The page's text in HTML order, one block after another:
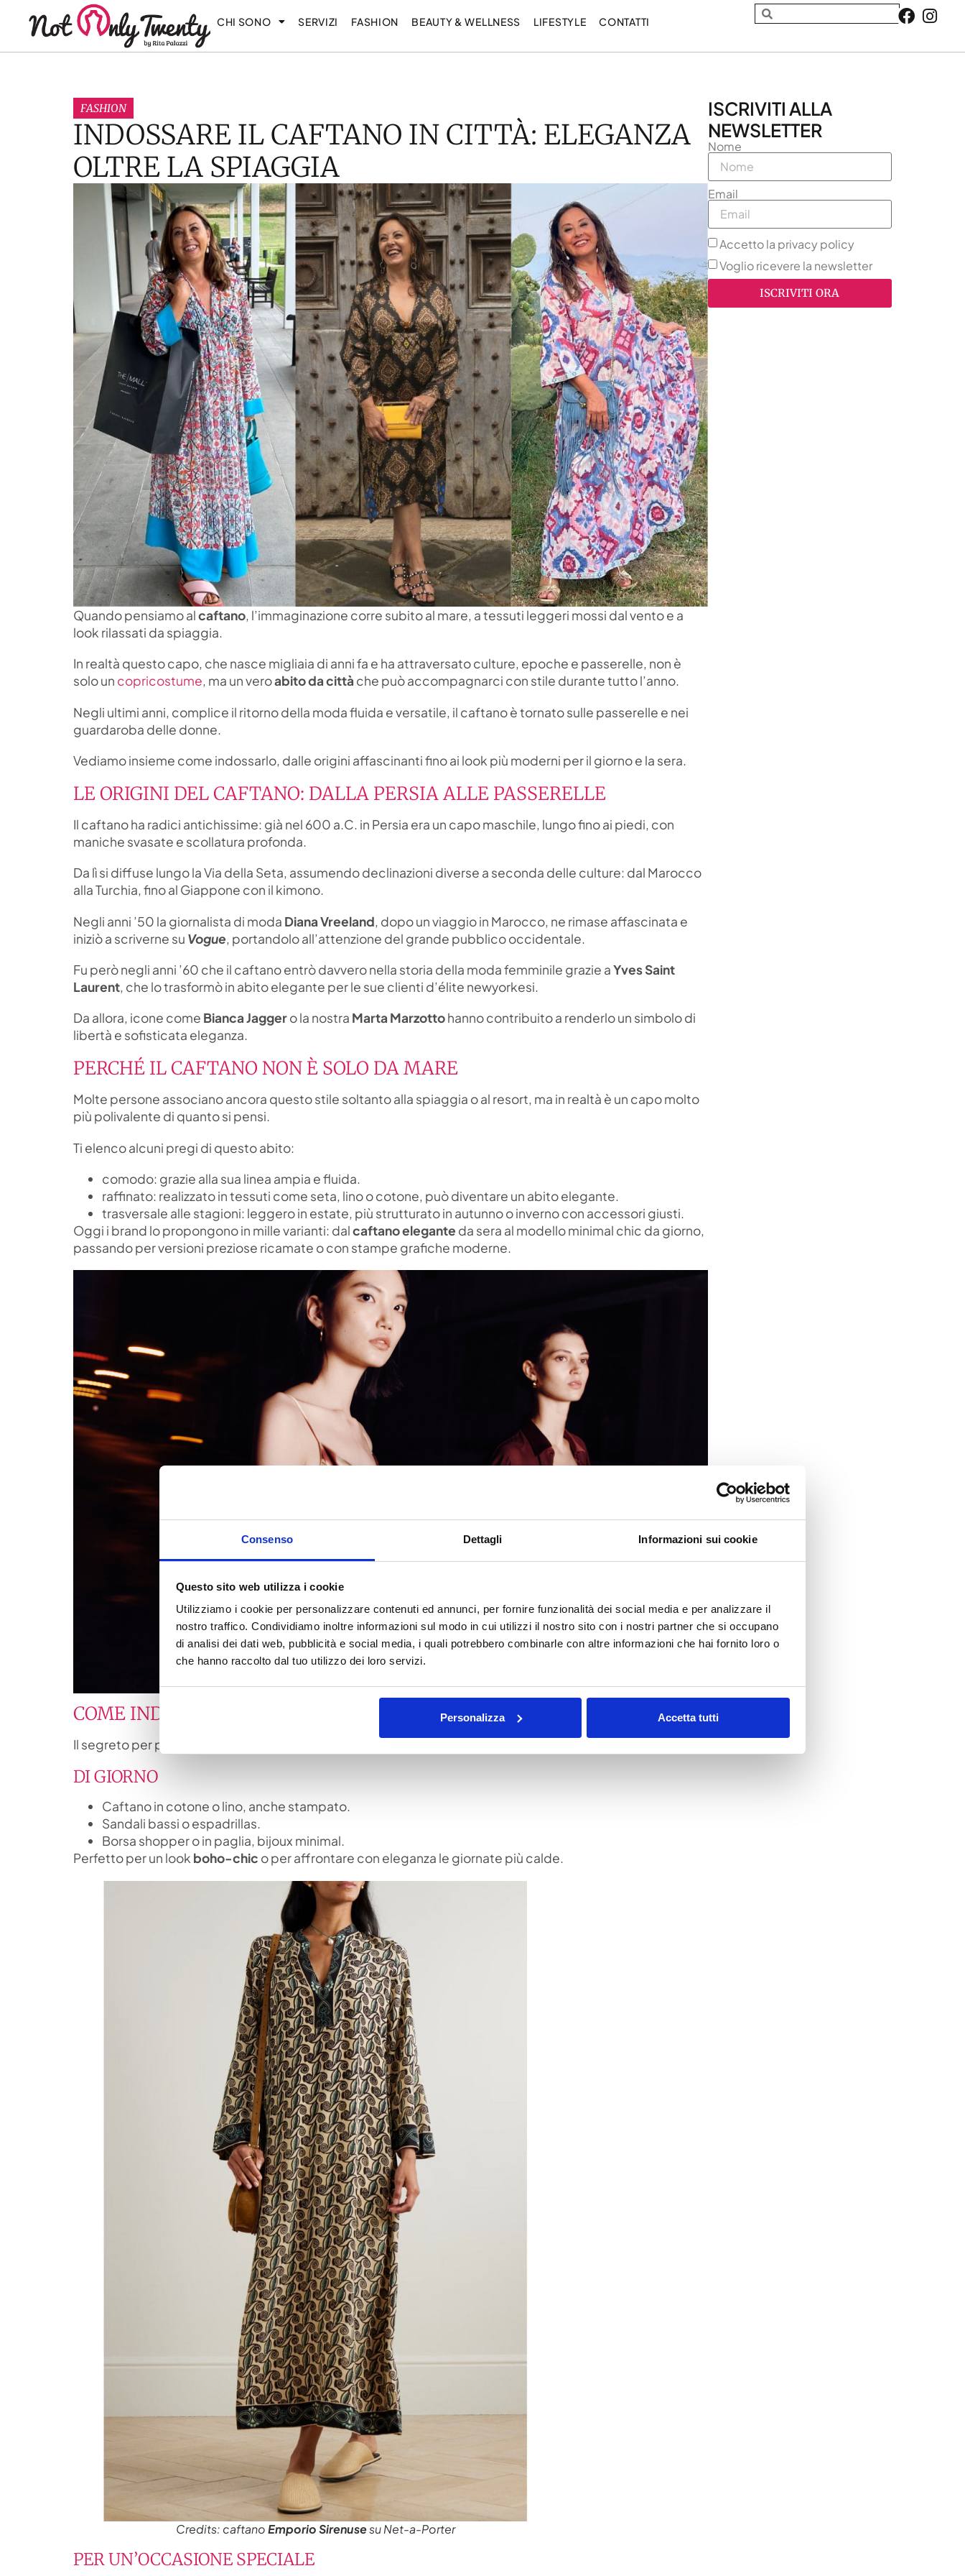
Consenso Dettagli Informazioni sui cookie
Questo sito web utilizza i cookie
Utilizziamo i cookie per personalizzare contenuti ed annunci, per fornire funzionalità dei social media e per analizzare il
nostro traffico. Condividiamo inoltre informazioni sul modo in cui utilizzi il nostro sito con i nostri partner che si occupano
di analisi dei dati web, pubblicità e social media, i quali potrebbero combinarle con altre informazioni che hai fornito loro o
che hanno raccolto dal tuo utilizzo dei loro servizi.
Personalizza Accetta tutti
CHI SONO SERVIZI FASHION BEAUTY & WELLNESS LIFESTYLE CONTATTI
FASHION
INDOSSARE IL CAFTANO IN CITTÀ: ELEGANZA
OLTRE LA SPIAGGIA
Quando pensiamo alcaftano, l’immaginazione corre subito al mare, a tessuti leggeri mossi dal vento e a
look rilassati da spiaggia.
In realtà questo capo, che nasce migliaia di anni fa e ha attraversato culture, epoche e passerelle, non è
solo un copricostume, ma un veroabito da città che può accompagnarci con stile durante tutto l’anno.
Negli ultimi anni, complice il ritorno della moda fluida e versatile, il caftano è tornato sulle passerelle e nei
guardaroba delle donne.
Vediamo insieme come indossarlo, dalle origini affascinanti fino ai look più moderni per il giorno e la sera.
LE ORIGINI DEL CAFTANO: DALLA PERSIA ALLE PASSERELLE
Il caftano ha radici antichissime: già nel 600 a.C. in Persia era un capo maschile, lungo fino ai piedi, con
maniche svasate e scollatura profonda.
Da lì si diffuse lungo la Via della Seta, assumendo declinazioni diverse a seconda delle culture: dal Marocco
alla Turchia, fino al Giappone con il kimono.
Negli anni ’50 la giornalista di moda Diana Vreeland, dopo un viaggio in Marocco, ne rimase affascinata e
iniziò a scriverne su Vogue, portandolo all’attenzione del grande pubblico occidentale.
Fu però negli anni ’60 che il caftano entrò davvero nella storia della moda femminile grazie aYves Saint
Laurent, che lo trasformò in abito elegante per le sue clienti d’élite newyorkesi.
Da allora, icone come Bianca Jaggero la nostra Marta Marzottohanno contribuito a renderlo un simbolo di
libertà e sofisticata eleganza.
PERCHÉ IL CAFTANO NON È SOLO DA MARE
Molte persone associano ancora questo stile soltanto alla spiaggia o al resort, ma in realtà è un capo molto
più polivalente di quanto si pensi.
Ti elenco alcuni pregi di questo abito:
comodo: grazie alla sua linea ampia e fluida.
raffinato: realizzato in tessuti come seta, lino o cotone, può diventare un abito elegante.
trasversale alle stagioni: leggero in estate, più strutturato in autunno o inverno con accessori giusti.
Oggi i brand lo propongono in mille varianti: dalcaftano elegante da sera al modello minimal chic da giorno,
passando per versioni preziose ricamate o con stampe grafiche moderne.
COME INDOSSARE IL CAFTANO IN CITTÀ
Il segreto per portare il caftano in città è
DI GIORNO
Caftano in cotone o lino, anche stampato.
Sandali bassi o espadrillas.
Borsa shopper o in paglia, bijoux minimal.
Perfetto per un look boho-chic o per affrontare con eleganza le giornate più calde.
Credits: caftanoEmporio Sirenusesu Net-a-Porter
PER UN’OCCASIONE SPECIALE
ISCRIVITI ALLA
NEWSLETTER
Nome
Email
Accetto la privacy policy
Voglio ricevere la newsletter
ISCRIVITI ORA